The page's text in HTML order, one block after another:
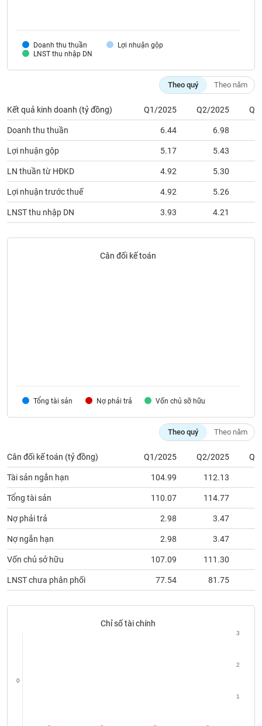
Doanh thu thuần
Lợi nhuận gộp
LNST thu nhập DN
Theo quý Theo năm
Kết quả kinh doanh (tỷ đồng) Q1/2025 Q2/2025
Doanh thu thuần 6.44 6.98
Lợi nhuận gộp 5.17 5.43
LN thuần từ HĐKD 4.92 5.30
Lợi nhuận trước thuế 4.92 5.26
LNST thu nhập DN 3.93 4.21
Cân đối kế toán
Tổng tài sản Nợ phải trả Vốn chủ sỡ hữu
Theo quý Theo năm
Cân đối kế toán (tỷ đồng) Q1/2025 Q2/2025
Tài sản ngắn hạn 104.99 112.13
Tổng tài sản 110.07 114.77
Nợ phải trả 2.98 3.47
Nợ ngắn hạn 2.98 3.47
Vốn chủ sở hữu 107.09 111.30
LNST chưa phân phối 77.54 81.75
Chỉ số tài chính
0
1
2
3
KHỎE
CÔNG
NGHỆ
THÔNG
TIN
Mã
chứng
khoán
(-)
Tất cả Cổ phiếu Chỉ số Chứng chỉ quỹ Chứng
Lãnh
đạo
(-)
Tin